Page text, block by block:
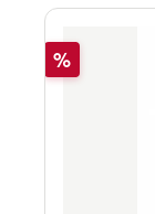
Rabatt
%